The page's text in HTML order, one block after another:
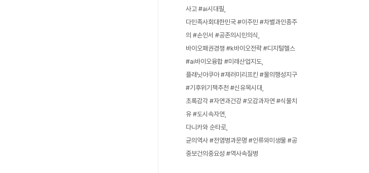
사고 #ai시대필
다민족사회대한민국 #이주민 #차별과인종주
의 #손인서 #공존의시민의식
바이오패권경쟁 #k바이오전략 #디지털헬스
#ai바이오융합 #미래산업지도
플래닛아쿠아 #제러미리프킨 #물의행성지구
#기후위기책추천 #신유목시대
초록감각 #자연과건강 #오감과자연 #식물치
유 #도시속자연
다니카와 순타로
균의역사 #전염병과문명 #인류와미생물 #공
중보건의중요성 #역사속질병